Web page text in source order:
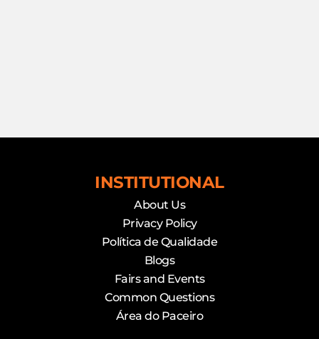
INSTITUTIONAL
About Us
Privacy Policy
Política de Qualidade
Blogs
Fairs and Events
Common Questions
Área do Paceiro